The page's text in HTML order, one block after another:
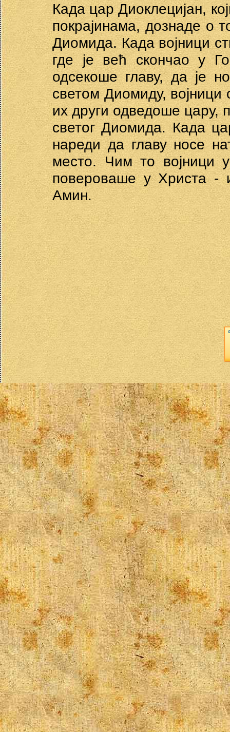
Када цар Диоклецијан,
покрајинама, дознаде о
Диомида. Када војници
где је већ скончао у
одсекоше главу, да је
светом Диомиду,
их други одведоше цару,
светог Диомида. Када
нареди да главу носе
место. Чим то војници
повероваше у Христа -
Амин.